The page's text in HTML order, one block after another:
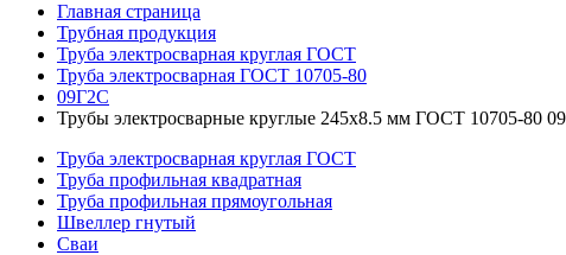
Главная страница
Трубная продукция
Труба электросварная круглая ГОСТ
Труба электросварная ГОСТ 10705-80
09Г2С
Трубы электросварные круглые 245x8.5 мм ГОСТ 10705-80
Труба электросварная круглая ГОСТ
Труба профильная квадратная
Труба профильная прямоугольная
Швеллер гнутый
Сваи